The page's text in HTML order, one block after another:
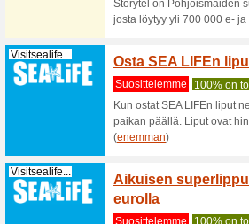
Startselect.com